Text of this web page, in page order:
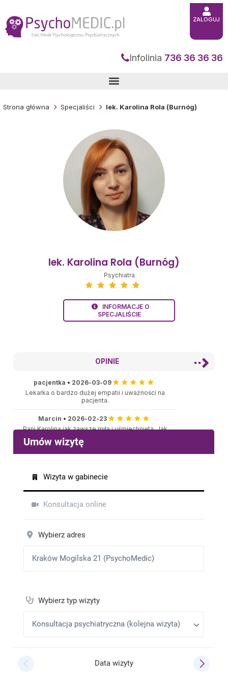
treści
Infolinia 736 36 36 36
ZALOGUJ
Strona główna Specjaliści lek. Karolina Rola (Burnóg)
lek. Karolina Rola (Burnóg)
Psychiatra
INFORMACJE O
SPECJALIŚCIE
OPINIE
pacjentka • 2026-03-09
Lekarka o bardzo dużej empatii i uważności na
pacjenta.
Marcin • 2026-02-23
Pani Karolina jak zawsze miła i uśmiechnięta. Jak
najbardziej polecam!
Agata Karpierz•2026-01-13
podejście do pacjenta
KTK•2026-01-10
Bardzo miła i empatyczna Pani Doktor, wizyta była
komfortowa i przyjemna, wszystko zostało jasno
Abc•2025-12-11
leków. Bardzo polecam
Teresa Tokarska•2025-09-30
Konsultacja przebiega w miłej atmosferze. Pani
ustala sposób leczenia dostosowany do
2025-09-26